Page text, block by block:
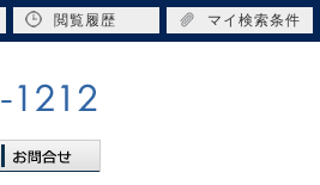
閲覧履歴 マイ検索条件